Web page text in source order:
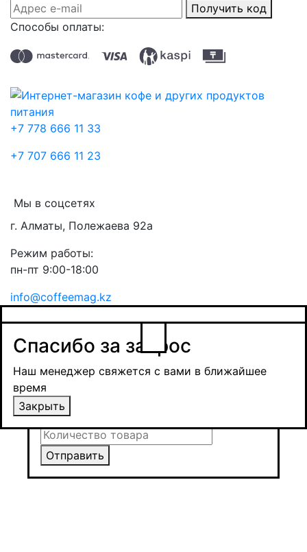
Получить код
Способы оплаты:
+7 778 666 11 33
+7 707 666 11 23
Мы в соцсетях
г. Алматы, Полежаева 92а
Режим работы:
пн-пт 9:00-18:00
info@coffeemag.kz
Заказ товара
Уведомить о поступлении
Спасибо за заявку
Наш менеджер свяжется с вами в ближайшее
время и обсудит сроки поставки и условия
оплаты
Закрыть
Получить оптовую цену
Отправить
Спасибо за запрос
Наш менеджер свяжется с вами в ближайшее
время
Закрыть